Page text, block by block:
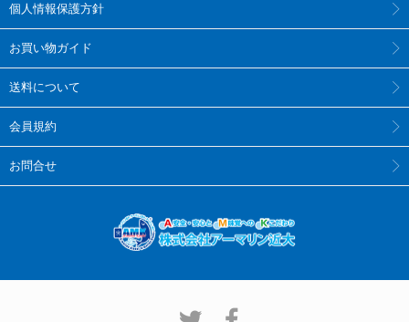
個人情報保護方針
お買い物ガイド
送料について
会員規約
お問合せ